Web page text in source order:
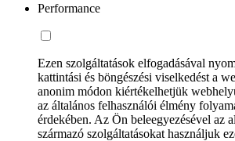
Performance
Ezen szolgáltatások elfogadásával
kattintási és böngészési viselkedést a
anonim módon kiértékelhetjük
az általános felhasználói élmény
érdekében. Az Ön beleegyezésével az
származó szolgáltatásokat használjuk